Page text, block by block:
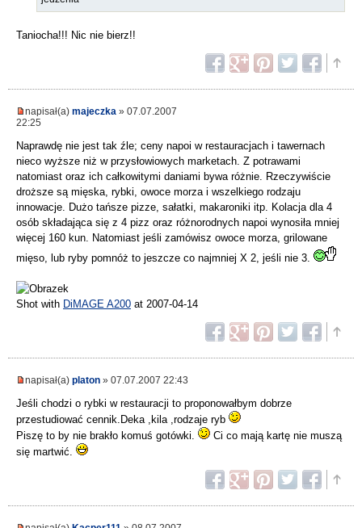
Taniocha!!! Nic nie bierz!!
napisał(a) majeczka » 07.07.2007
22:25
Naprawdę nie jest tak źle; ceny napoi w restauracjach i tawernach
nieco wyższe niż w przysłowiowych marketach. Z potrawami
natomiast oraz ich całkowitymi daniami bywa różnie. Rzeczywiście
droższe są mięska, rybki, owoce morza i wszelkiego rodzaju
innowacje. Dużo tańsze pizze, sałatki, makaroniki itp. Kolacja dla 4
osób składająca się z 4 pizz oraz różnorodnych napoi wynosiła mniej
więcej 160 kun. Natomiast jeśli zamówisz owoce morza, grilowane
mięso, lub ryby pomnóż to jeszcze co najmniej X 2, jeśli nie 3.
Shot with DiMAGE A200 at 2007-04-14
napisał(a) platon » 07.07.2007 22:43
Jeśli chodzi o rybki w restauracji to proponowałbym dobrze
przestudiować cennik.Deka ,kila ,rodzaje ryb
Piszę to by nie brakło komuś gotówki.
Ci co mają kartę nie muszą
się martwić.